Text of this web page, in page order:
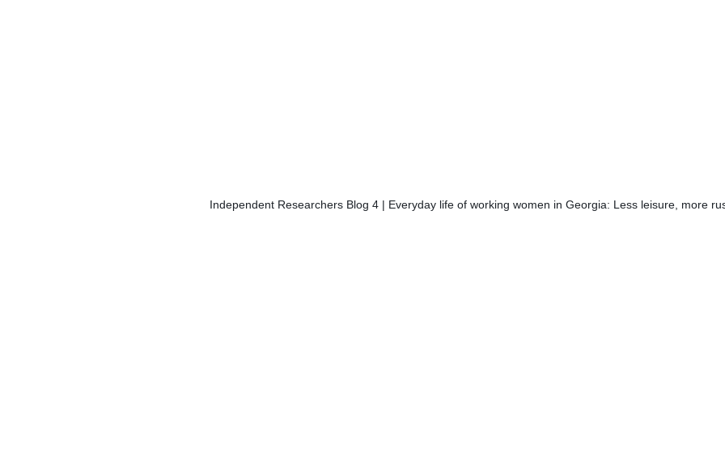
Independent Researchers Blog 4 | Everyday life of working women in Georgia: Less leisure, more